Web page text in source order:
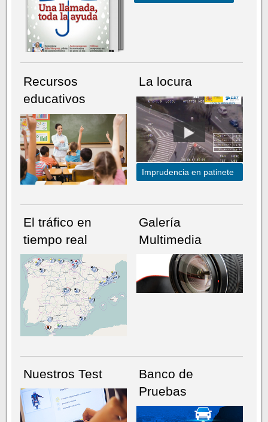
NÚMERO ACTUALHEMEROTECA
Recursos
educativos
La locura
Imprudencia en patinete
El tráfico en
tiempo real
Galería
Multimedia
Nuestros Test
Banco de
Pruebas